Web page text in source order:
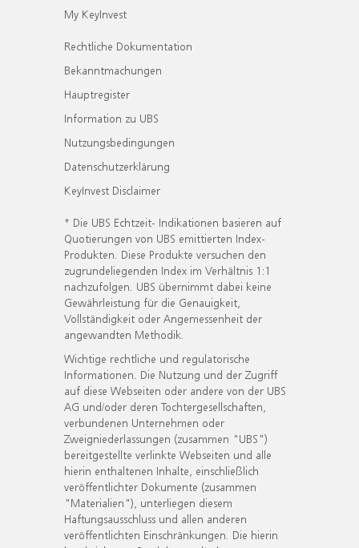
My KeyInvest
Rechtliche Dokumentation
Bekanntmachungen
Hauptregister
Information zu UBS
Nutzungsbedingungen
Datenschutzerklärung
KeyInvest Disclaimer
* Die UBS Echtzeit- Indikationen basieren auf
Quotierungen von UBS emittierten Index-
Produkten. Diese Produkte versuchen den
zugrundeliegenden Index im Verhältnis 1:1
nachzufolgen. UBS übernimmt dabei keine
Gewährleistung für die Genauigkeit,
Vollständigkeit oder Angemessenheit der
angewandten Methodik.
Wichtige rechtliche und regulatorische
Informationen. Die Nutzung und der Zugriff
auf diese Webseiten oder andere von der UBS
AG und/oder deren Tochtergesellschaften,
verbundenen Unternehmen oder
Zweigniederlassungen (zusammen "UBS")
bereitgestellte verlinkte Webseiten und alle
hierin enthaltenen Inhalte, einschließlich
veröffentlichter Dokumente (zusammen
"Materialien"), unterliegen diesem
Haftungsausschluss und allen anderen
veröffentlichten Einschränkungen. Die hierin